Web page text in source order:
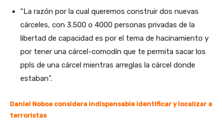
“La razón por la cual queremos construir dos nuevas
cárceles, con 3.500 o 4000 personas privadas de la
libertad de capacidad es por el tema de hacinamiento y
por tener una cárcel-comodín que te permita sacar los
ppls de una cárcel mientras arreglas la cárcel donde
estaban”.
Daniel Noboa considera indispensable identificar y localizar a
terroristas